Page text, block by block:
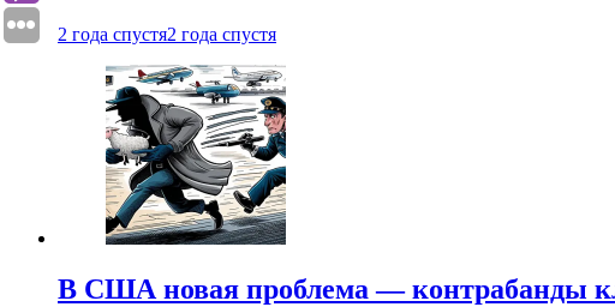
2 года спустя2 года спустя
В США новая проблема — контрабанды